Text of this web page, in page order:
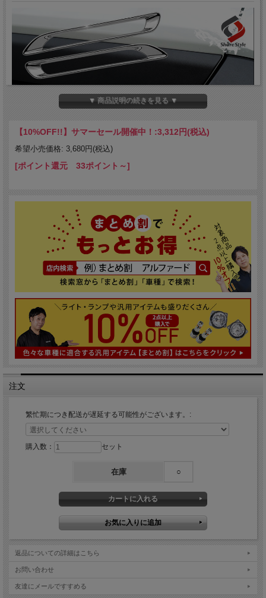
▼ 商品説明の続きを見る ▼
【10%OFF!!】サマーセール開催中！:3,312円(税込)
希望小売価格: 3,680円(税込)
[ポイント還元 33ポイント～]
注文
繁忙期につき配送が遅延する可能性がございます。:
購入数： セット
在庫 ○
返品についての詳細はこちら
お問い合わせ
友達にメールですすめる